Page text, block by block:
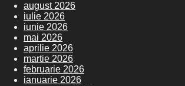
august 2026
iulie 2026
iunie 2026
mai 2026
aprilie 2026
martie 2026
februarie 2026
ianuarie 2026